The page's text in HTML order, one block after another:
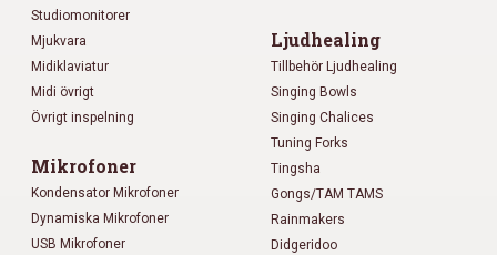
Studiomonitorer
Mjukvara
Midiklaviatur
Midi övrigt
Övrigt inspelning
Mikrofoner
Kondensator Mikrofoner
Dynamiska Mikrofoner
USB Mikrofoner
Ljudhealing
Tillbehör Ljudhealing
Singing Bowls
Singing Chalices
Tuning Forks
Tingsha
Gongs/TAM TAMS
Rainmakers
Didgeridoo